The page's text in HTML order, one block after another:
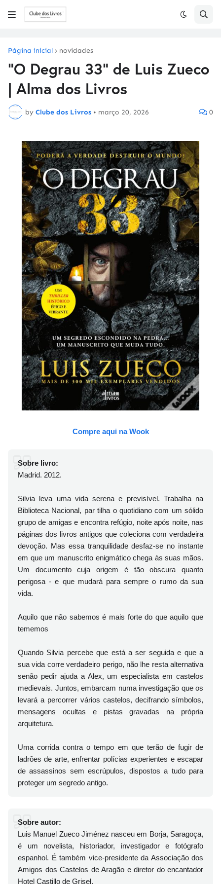
Página inicial novidades
"O Degrau 33" de Luis Zueco
| Alma dos Livros
by Clube dos Livros • março 20, 2026 0
Compre aqui na Wook
Sobre livro:
Madrid. 2012.
Silvia leva uma vida serena e previsível. Trabalha na
Biblioteca Nacional, par tilha o quotidiano com um sólido
grupo de amigas e encontra refúgio, noite após noite, nas
páginas dos livros antigos que coleciona com verdadeira
devoção. Mas essa tranquilidade desfaz-se no instante
em que um manuscrito enigmático chega às suas mãos.
Um documento cuja origem é tão obscura quanto
perigosa - e que mudará para sempre o rumo da sua
vida.
Aquilo que não sabemos é mais forte do que aquilo que
tememos
Quando Silvia percebe que está a ser seguida e que a
sua vida corre verdadeiro perigo, não lhe resta alternativa
senão pedir ajuda a Alex, um especialista em castelos
medievais. Juntos, embarcam numa investigação que os
levará a percorrer vários castelos, decifrando símbolos,
mensagens ocultas e pistas gravadas na própria
arquitetura.
Uma corrida contra o tempo em que terão de fugir de
ladrões de arte, enfrentar polícias experientes e escapar
de assassinos sem escrúpulos, dispostos a tudo para
proteger um segredo antigo.
Sobre autor:
Luis Manuel Zueco Jiménez nasceu em Borja, Saragoça,
é um novelista, historiador, investigador e fotógrafo
espanhol. É também vice-presidente da Associação dos
Amigos dos Castelos de Aragão e diretor do encantador
Hotel Castillo de Grisel.